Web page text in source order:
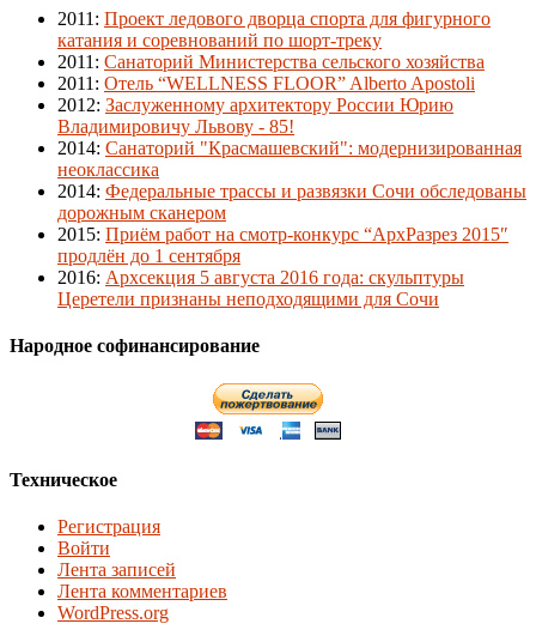
2011 : Проект ледового дворца спорта для фигурного
катания и соревнований по шорт-треку
2011 : Санаторий Министерства сельского хозяйства
2011 : Отель “WELLNESS FLOOR” Alberto Apostoli
2012: Заслуженному архитектору России Юрию
Владимировичу Львову - 85!
2014: Санаторий "Красмашевский": модернизированная
неоклассика
2014: Федеральные трассы и развязки Сочи обследованы
дорожным сканером
2015: Приём работ на смотр-конкурс “АрхРазрез 2015″
продлён до 1 сентября
2016: Архсекция 5 августа 2016 года: скульптуры
Церетели признаны неподходящими для Сочи
Народное софинансирование
Техническое
Регистрация
Войти
Лента записей
Лента комментариев
WordPress.org